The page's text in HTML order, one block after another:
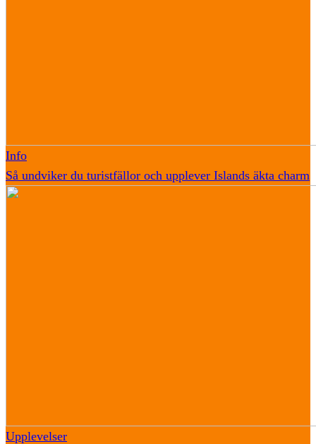
Info
Så undviker du turistfällor och upplever Islands äkta charm
Upplevelser